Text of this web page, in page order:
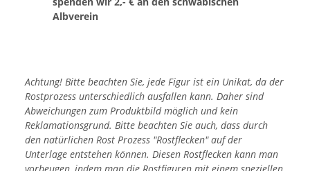
Albverein
Achtung! Bitte beachten Sie, jede Figur ist ein Unikat, da der
Rostprozess unterschiedlich ausfallen kann. Daher sind
Abweichungen zum Produktbild möglich und kein
Reklamationsgrund. Bitte beachten Sie auch, dass durch
den natürlichen Rost Prozess "Rostflecken" auf der
Unterlage entstehen können. Diesen Rostflecken kann man